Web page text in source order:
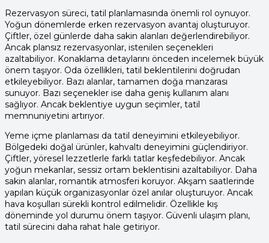
Rezervasyon süreci, tatil planlamasında önemli rol oynuyor.
Yoğun dönemlerde erken rezervasyon avantaj oluşturuyor.
Çiftler, özel günlerde daha sakin alanları değerlendirebiliyor.
Ancak plansız rezervasyonlar, istenilen seçenekleri
azaltabiliyor. Konaklama detaylarını önceden incelemek büyük
önem taşıyor. Oda özellikleri, tatil beklentilerini doğrudan
etkileyebiliyor. Bazı alanlar, tamamen doğa manzarası
sunuyor. Bazı seçenekler ise daha geniş kullanım alanı
sağlıyor. Ancak beklentiye uygun seçimler, tatil
memnuniyetini artırıyor.
Yeme içme planlaması da tatil deneyimini etkileyebiliyor.
Bölgedeki doğal ürünler, kahvaltı deneyimini güçlendiriyor.
Çiftler, yöresel lezzetlerle farklı tatlar keşfedebiliyor. Ancak
yoğun mekanlar, sessiz ortam beklentisini azaltabiliyor. Daha
sakin alanlar, romantik atmosferi koruyor. Akşam saatlerinde
yapılan küçük organizasyonlar özel anılar oluşturuyor. Ancak
hava koşulları sürekli kontrol edilmelidir. Özellikle kış
döneminde yol durumu önem taşıyor. Güvenli ulaşım planı,
tatil sürecini daha rahat hale getiriyor.